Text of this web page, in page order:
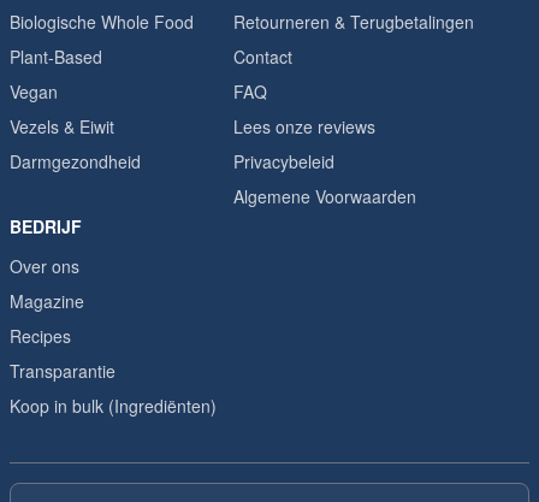
Biologische Whole Food
Plant-Based
Vegan
Vezels & Eiwit
Darmgezondheid
Retourneren & Terugbetalingen
Contact
FAQ
Lees onze reviews
Privacybeleid
Algemene Voorwaarden
BEDRIJF
Over ons
Magazine
Recipes
Transparantie
Koop in bulk (Ingrediënten)